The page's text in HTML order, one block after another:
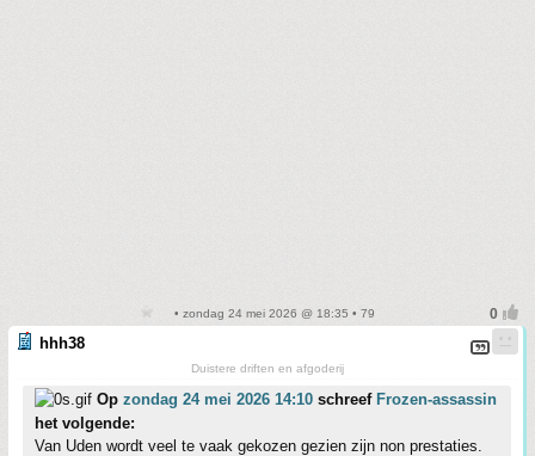
• zondag 24 mei 2026 @ 18:35 • 79
hhh38
Duistere driften en afgoderij
Op zondag 24 mei 2026 14:10 schreef Frozen-assassin
het volgende:
Van Uden wordt veel te vaak gekozen gezien zijn non prestaties.